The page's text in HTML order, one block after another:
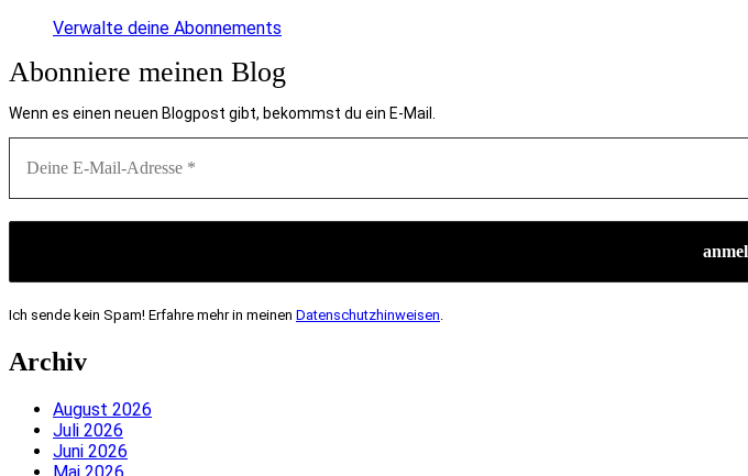
Verwalte deine Abonnements
Abonniere meinen Blog
Wenn es einen neuen Blogpost gibt, bekommst du ein E-Mail.
Ich sende kein Spam! Erfahre mehr in meinen Datenschutzhinweisen.
Archiv
August 2026
Juli 2026
Juni 2026